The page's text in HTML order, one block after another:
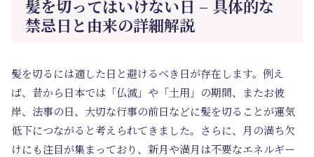
髪を切ってはいけない日 – 具体的な
禁忌日と由来の詳細解説
髪を切るには適した日と避けるべき日が存在します。例え
ば、昔から日本では「仏滅」や「土用」の期間、またお彼
岸、法事の日、大切な行事の前日などに髪を切ることが運気
低下につながると考えられてきました。さらに、月の満ち欠
けにも注目が集まっており、新月や満月は不要なエネルギー